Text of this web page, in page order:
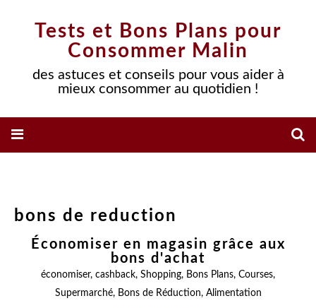
Tests et Bons Plans pour
Consommer Malin
des astuces et conseils pour vous aider à
mieux consommer au quotidien !
bons de reduction
Économiser en magasin grâce aux
bons d'achat
économiser, cashback, Shopping, Bons Plans, Courses,
Supermarché, Bons de Réduction, Alimentation